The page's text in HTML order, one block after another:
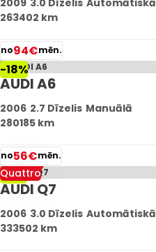
2009 3.0 Dīzelis Automātiskā
263402 km
no94€mēn.
-18%
AUDI A6
2006 2.7 Dīzelis Manuālā
280185 km
no56€mēn.
-12%
Quattro
AUDI Q7
2006 3.0 Dīzelis Automātiskā
333502 km